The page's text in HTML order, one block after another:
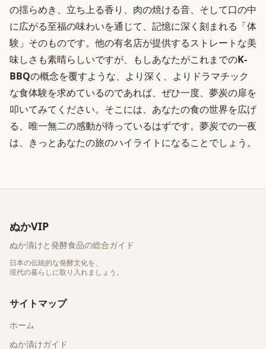
の揺らめき、立ち上る香り、肉の焼ける音、そして口の中
に広がる至福の味わいを通じて、記憶に深く刻まれる「体
験」そのものです。他の有名店が提供するストレートな美
味しさも素晴らしいですが、もしあなたがこれまでのK-
BBQの概念を覆すような、より深く、よりドラマチック
な食体験を求めているのであれば、ぜひ一度、夢炭の扉を
叩いてみてください。そこには、あなたの食の世界を広げ
る、唯一無二の感動が待っているはずです。夢炭での一夜
は、きっとあなたの旅のハイライトになることでしょう。
ぬかVIP
ぬか漬けと発酵食品の総合ガイド
日本の伝統的な発酵文化を、
現代の暮らしに取り入れましょう。
サイトマップ
ホーム
ぬか漬けガイド